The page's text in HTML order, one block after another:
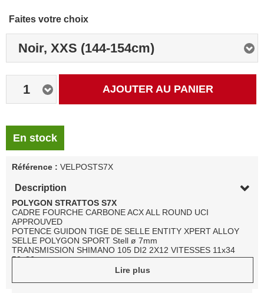
Faites votre choix
Noir, XXS (144-154cm)
1 AJOUTER AU PANIER
En stock
Référence : VELPOSTS7X
Description
POLYGON STRATTOS S7X
CADRE FOURCHE CARBONE ACX ALL ROUND UCI
APPROUVED
POTENCE GUIDON TIGE DE SELLE ENTITY XPERT ALLOY
SELLE POLYGON SPORT Stell ø 7mm
TRANSMISSION SHIMANO 105 DI2 2X12 VITESSES 11x34
52x36
FREINS SHIMANO 105 HYDRAULIQUE DISQUES SHIMANO
Lire plus